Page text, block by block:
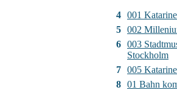
4 001
5 002
6 003
Stockholm
7 005
8 01 Bahn